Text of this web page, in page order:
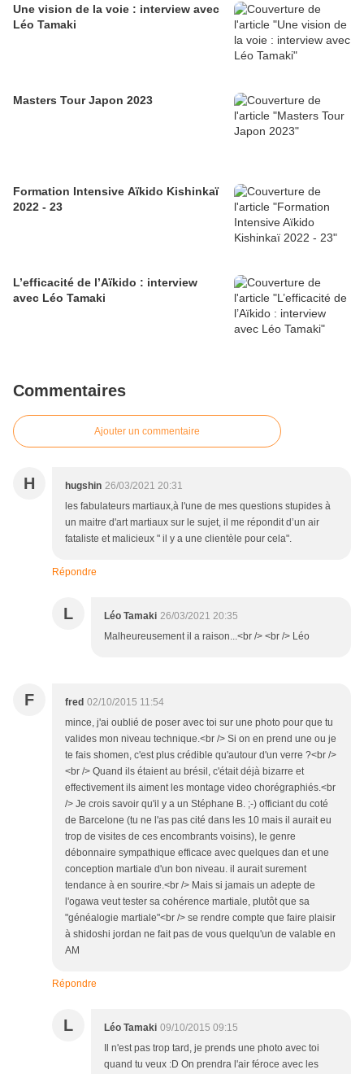
Une vision de la voie : interview avec
Léo Tamaki
Masters Tour Japon 2023
Formation Intensive Aïkido Kishinkaï
2022 - 23
L’efficacité de l’Aïkido : interview
avec Léo Tamaki
Commentaires
Ajouter un commentaire
H hugshin 26/03/2021 20:31
les fabulateurs martiaux,à l'une de mes questions stupides à
un maitre d'art martiaux sur le sujet, il me répondit d’un air
fataliste et malicieux " il y a une clientèle pour cela".
Répondre
L Léo Tamaki 26/03/2021 20:35
Malheureusement il a raison...<br /> <br /> Léo
F fred 02/10/2015 11:54
mince, j'ai oublié de poser avec toi sur une photo pour que tu
valides mon niveau technique.<br /> Si on en prend une ou je
te fais shomen, c'est plus crédible qu'autour d'un verre ?<br />
<br /> Quand ils étaient au brésil, c'était déjà bizarre et
effectivement ils aiment les montage video chorégraphiés.<br
/> Je crois savoir qu'il y a un Stéphane B. ;-) officiant du coté
de Barcelone (tu ne l'as pas cité dans les 10 mais il aurait eu
trop de visites de ces encombrants voisins), le genre
débonnaire sympathique efficace avec quelques dan et une
conception martiale d'un bon niveau. il aurait surement
tendance à en sourire.<br /> Mais si jamais un adepte de
l'ogawa veut tester sa cohérence martiale, plutôt que sa
"généalogie martiale"<br /> se rendre compte que faire plaisir
à shidoshi jordan ne fait pas de vous quelqu'un de valable en
AM
Répondre
L Léo Tamaki 09/10/2015 09:15
Il n'est pas trop tard, je prends une photo avec toi
quand tu veux :D On prendra l'air féroce avec les